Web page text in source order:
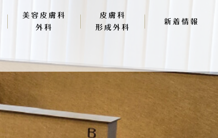
美容皮膚科
外科
皮膚科
形成外科
新着情報